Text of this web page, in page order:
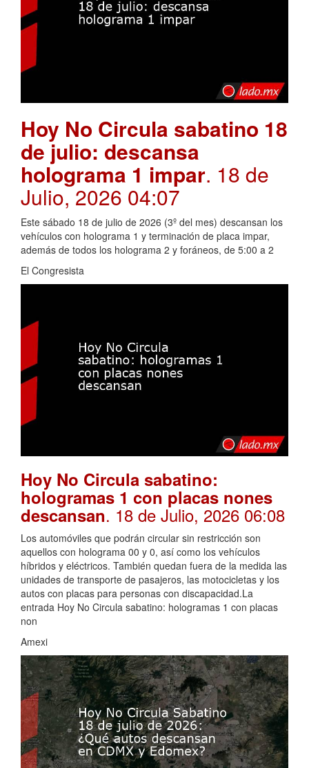
Hoy No Circula sabatino 18
de julio: descansa
holograma 1 impar. 18 de
Julio, 2026 04:07
Este sábado 18 de julio de 2026 (3º del mes) descansan los
vehículos con holograma 1 y terminación de placa impar,
además de todos los holograma 2 y foráneos, de 5:00 a 2
El Congresista
Hoy No Circula sabatino:
hologramas 1 con placas nones
descansan. 18 de Julio, 2026 06:08
Los automóviles que podrán circular sin restricción son
aquellos con holograma 00 y 0, así como los vehículos
híbridos y eléctricos. También quedan fuera de la medida las
unidades de transporte de pasajeros, las motocicletas y los
autos con placas para personas con discapacidad.La
entrada Hoy No Circula sabatino: hologramas 1 con placas
non
Amexi